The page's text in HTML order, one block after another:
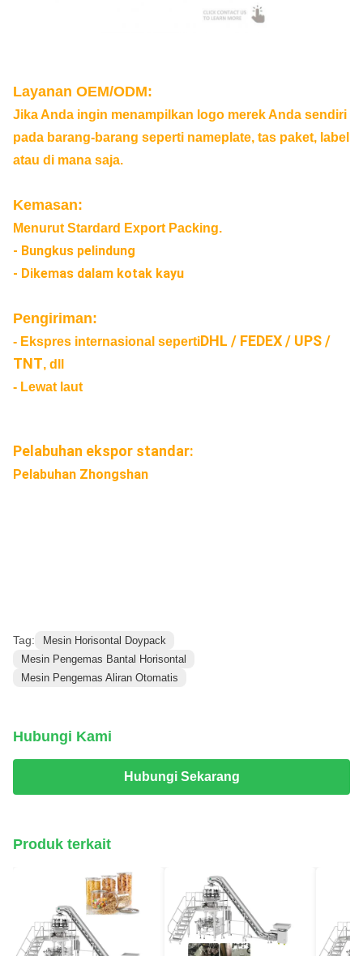
Layanan OEM/ODM:
Jika Anda ingin menampilkan logo merek Anda sendiri
pada barang-barang seperti nameplate, tas paket, label
atau di mana saja.
Kemasan:
Menurut Stardard Export Packing.
- Bungkus pelindung
- Dikemas dalam kotak kayu
Pengiriman:
- Ekspres internasional sepertiDHL / FEDEX / UPS /
TNT, dll
- Lewat laut
Pelabuhan ekspor standar:
Pelabuhan Zhongshan
Tag:
Mesin Horisontal Doypack
Mesin Pengemas Bantal Horisontal
Mesin Pengemas Aliran Otomatis
Hubungi Kami
Hubungi Sekarang
Produk terkait